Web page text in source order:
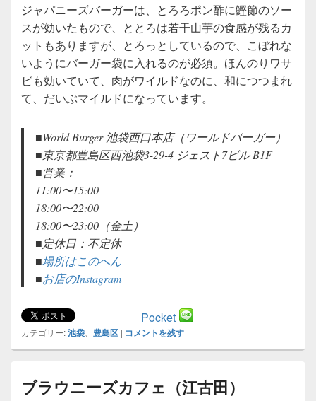
ジャパニーズバーガーは、とろろポン酢に鰹節のソー
スが効いたもので、ととろは若干山芋の食感が残るカ
ットもありますが、とろっとしているので、こぼれな
いようにバーガー袋に入れるのが必須。ほんのりワサ
ビも効いていて、肉がワイルドなのに、和につつまれ
て、だいぶマイルドになっています。
■World Burger 池袋西口本店（ワールドバーガー）
■東京都豊島区西池袋3-29-4 ジェスト7ビル B1F
■営業：
11:00〜15:00
18:00〜22:00
18:00〜23:00（金土）
■定休日：不定休
■場所はこのへん
■お店のInstagram
Pocket
カテゴリー:池袋 豊島区 | コメントを残す
ブラウニーズカフェ（江古田）